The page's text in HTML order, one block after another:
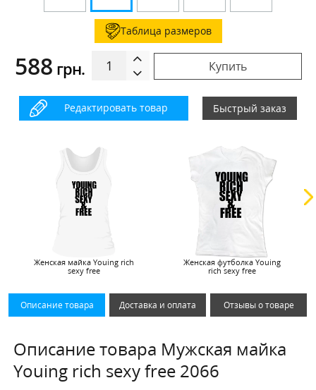
Таблица размеров
588 грн. Купить
Редактировать товар Быстрый заказ
Женская майка Youing rich
sexy free
Женская футболка Youing
rich sexy free
Описание товара Доставка и оплата Отзывы о товаре
Описание товара Мужская майка
Youing rich sexy free 2066